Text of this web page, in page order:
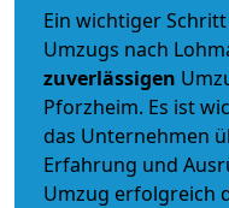
Ein wichtiger
Umzugs nach
zuverlässigen
Pforzheim. Es ist
das Unternehmen
Erfahrung und
Umzug erfolgreich